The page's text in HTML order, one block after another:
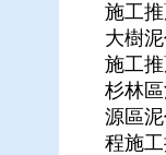
施工
大樹
施工
杉林
源區
程施